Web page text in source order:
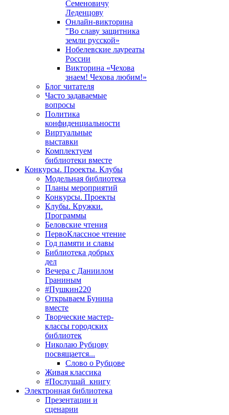
Семеновичу
Леденцову
Онлайн-викторина
"Во славу защитника
земли русской»
Нобелевские лауреаты
России
Викторина «Чехова
знаем! Чехова любим!»
Блог читателя
Часто задаваемые
вопросы
Политика
конфиденциальности
Виртуальные
выставки
Комплектуем
библиотеки вместе
Конкурсы. Проекты. Клубы
Модельная библиотека
Планы мероприятий
Конкурсы. Проекты
Клубы. Кружки.
Программы
Беловские чтения
ПервоКлассное чтение
Год памяти и славы
Библиотека добрых
дел
Вечера с Даниилом
Граниным
#Пушкин220
Открываем Бунина
вместе
Творческие мастер-
классы городских
библиотек
Николаю Рубцову
посвящается...
Слово о Рубцове
Живая классика
#Послушай_книгу
Электронная библиотека
Презентации и
сценарии